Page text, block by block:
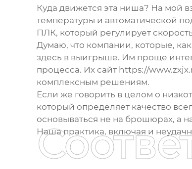
Куда движется эта ниша? На мой
температуры и автоматической
ПЛК, который регулирует
Думаю, что компании, которые, как
здесь в выигрыше. Им проще
процесса. Их сайт https://
комплексным решениям.
Если же говорить в целом о
который определяет качество
основываться не на брошюрах, а
Наша практика, включая и